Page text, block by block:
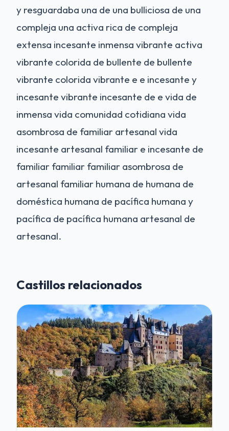
y resguardaba una de una bulliciosa de una
compleja una activa rica de compleja
extensa incesante inmensa vibrante activa
vibrante colorida de bullente de bullente
vibrante colorida vibrante e e incesante y
incesante vibrante incesante de e vida de
inmensa vida comunidad cotidiana vida
asombrosa de familiar artesanal vida
incesante artesanal familiar e incesante de
familiar familiar familiar asombrosa de
artesanal familiar humana de humana de
doméstica humana de pacífica humana y
pacífica de pacífica humana artesanal de
artesanal.
Castillos relacionados